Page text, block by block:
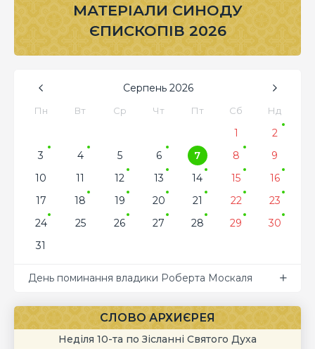
МАТЕРІАЛИ СИНОДУ
ЄПИСКОПІВ 2026
Серпень 2026
Пн Вт Ср Чт Пт Сб Нд
1
2
3
4 5 6 7 8
9
10
11 12 13 14 15
16
17
18 19 20 21 22
23
24
25 26 27 28 29
30
31
День поминання владики Роберта Москаля
СЛОВО АРХИЄРЕЯ
Неділя 10-та по Зісланні Святого Духа